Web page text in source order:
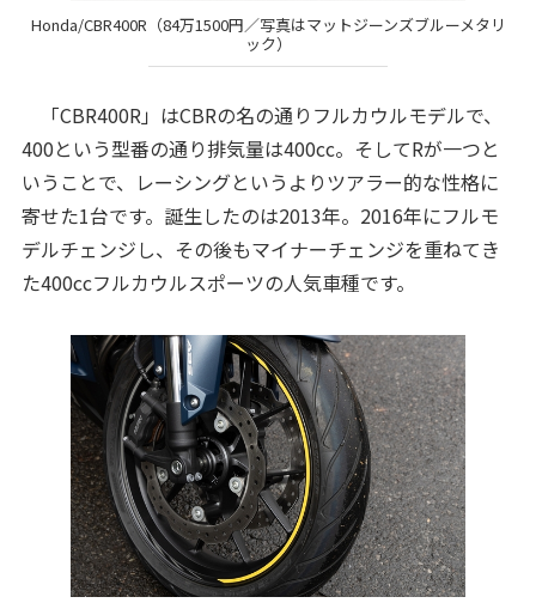
Honda/CBR400R（84万1500円／写真はマットジーンズブルーメタリ
ック）
「CBR400R」はCBRの名の通りフルカウルモデルで、
400という型番の通り排気量は400cc。そしてRが一つと
いうことで、レーシングというよりツアラー的な性格に
寄せた1台です。誕生したのは2013年。2016年にフルモ
デルチェンジし、その後もマイナーチェンジを重ねてき
た400ccフルカウルスポーツの人気車種です。